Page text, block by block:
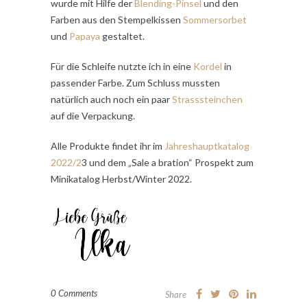
wurde mit Hilfe derBlending-Pinsel und den
Farben aus den Stempelkissen Sommersorbet
und Papaya gestaltet.
Für die Schleife nutzte ich in eine Kordel in
passender Farbe. Zum Schluss mussten
natürlich auch noch ein paarStrasssteinchen
auf die Verpackung.
Alle Produkte findet ihr im Jahreshauptkatalog
2022/23 und dem „Sale a bration“ Prospekt zum
Minikatalog Herbst/Winter 2022.
0 Comments Share